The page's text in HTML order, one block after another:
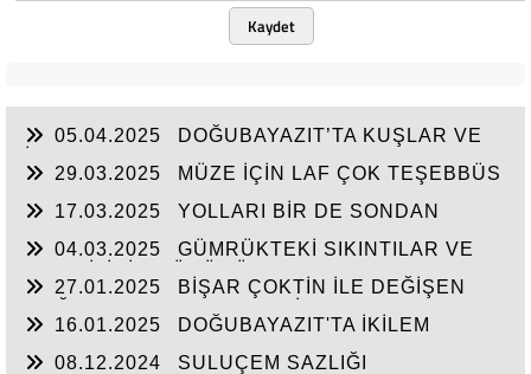
Kaydet
05.04.2025
DOĞUBAYAZIT’TA KUŞLAR VE
29.03.2025
MÜZE İÇİN LAF ÇOK TEŞEBBÜS
17.03.2025
YOLLARI BİR DE SONDAN
04.03.2025
GÜMRÜKTEKİ SIKINTILAR VE
27.01.2025
BİŞAR ÇOKTİN İLE DEĞİŞEN
16.01.2025
DOĞUBAYAZIT'TA İKİLEM
08.12.2024
SULUÇEM SAZLIĞI